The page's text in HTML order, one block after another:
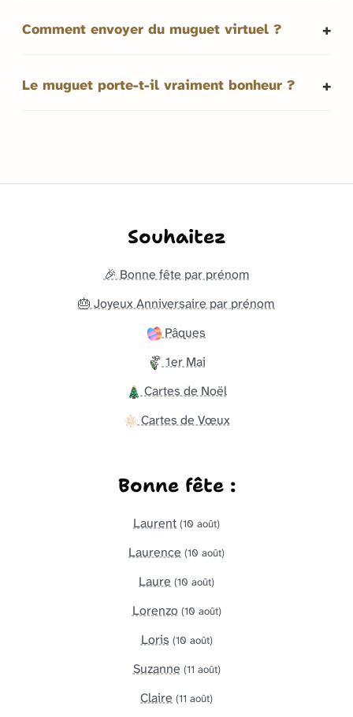
Comment envoyer du muguet virtuel ?
Le muguet porte-t-il vraiment bonheur ?
Souhaitez
🎉 Bonne fête par prénom
🎂 Joyeux Anniversaire par prénom
Pâques
1er Mai
Cartes de Noël
Cartes de Vœux
Bonne fête :
Laurent (10 août)
Laurence (10 août)
Laure (10 août)
Lorenzo (10 août)
Loris (10 août)
Suzanne (11 août)
Claire (11 août)